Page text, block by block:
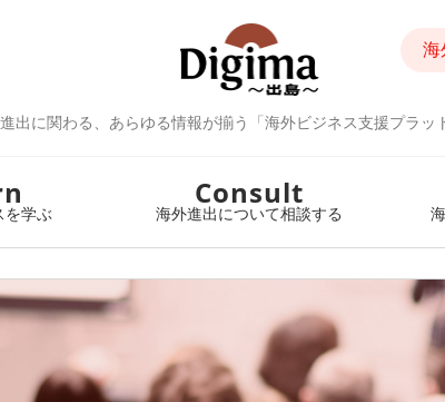
出に関わる、あらゆる情報が揃う「海外ビジネス支援プラッ
海
を学ぶ
Consult
海外進出について相談する